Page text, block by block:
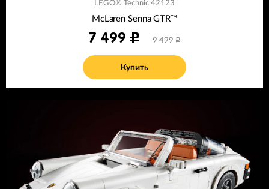
LEGO® Technic 42123
McLaren Senna GTR™
7 499 9 499
Купить